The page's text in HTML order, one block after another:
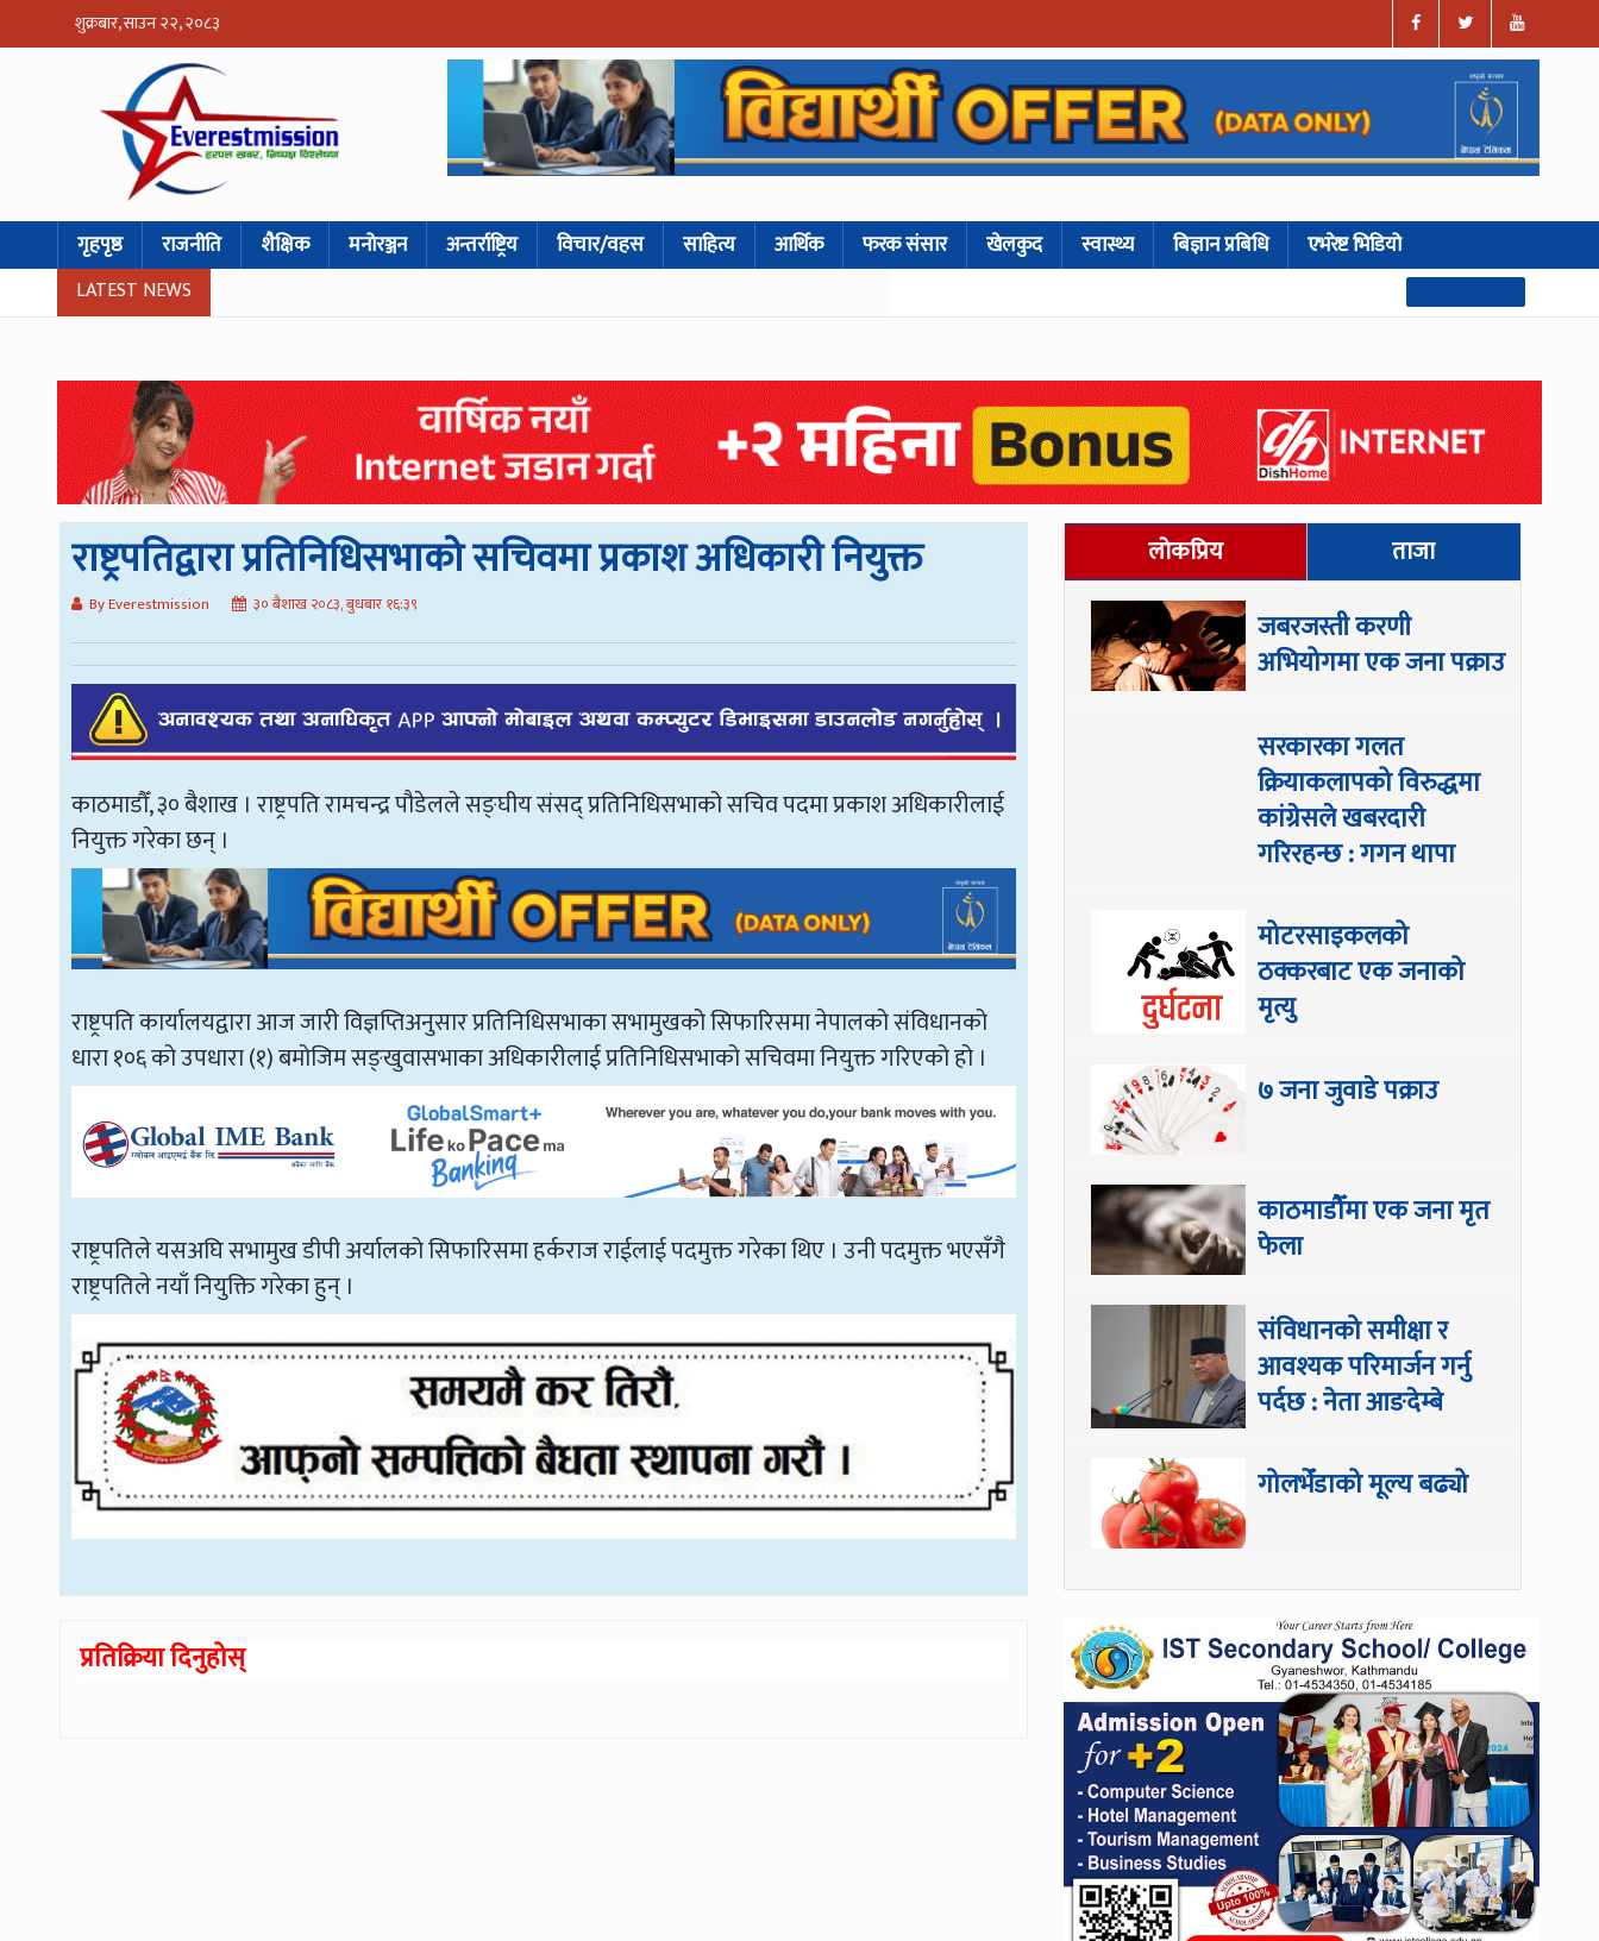
शुक्रबार, साउन २२, २०८३
गृहपृष्ठ राजनीति शैक्षिक मनोरञ्जन अन्तर्राष्ट्रिय विचार/वहस साहित्य आर्थिक फरक संसार खेलकुद स्वास्थ्य बिज्ञान प्रबिधि एभरेष्ट भिडियो
LATEST NEWS
राष्ट्रपतिद्वारा प्रतिनिधिसभाको सचिवमा प्रकाश अधिकारी नियुक्त
By Everestmission ३० बैशाख २०८३, बुधबार १६:३९
काठमाडौँ, ३० बैशाख । राष्ट्रपति रामचन्द्र पौडेलले सङ्घीय संसद् प्रतिनिधिसभाको सचिव पदमा प्रकाश अधिकारीलाई
नियुक्त गरेका छन् ।
राष्ट्रपति कार्यालयद्वारा आज जारी विज्ञप्तिअनुसार प्रतिनिधिसभाका सभामुखको सिफारिसमा नेपालको संविधानको
धारा १०६ को उपधारा (१) बमोजिम सङ्खुवासभाका अधिकारीलाई प्रतिनिधिसभाको सचिवमा नियुक्त गरिएको हो ।
राष्ट्रपतिले यसअघि सभामुख डीपी अर्यालको सिफारिसमा हर्कराज राईलाई पदमुक्त गरेका थिए । उनी पदमुक्त भएसँगै
राष्ट्रपतिले नयाँ नियुक्ति गरेका हुन् ।
प्रतिक्रिया दिनुहोस्
लोकप्रिय ताजा
जबरजस्ती करणी
अभियोगमा एक जना पक्राउ
सरकारका गलत
क्रियाकलापको विरुद्धमा
कांग्रेसले खबरदारी
गरिरहन्छ : गगन थापा
मोटरसाइकलको
ठक्करबाट एक जनाको
मृत्यु
७ जना जुवाडे पक्राउ
काठमाडौँमा एक जना मृत
फेला
संविधानको समीक्षा र
आवश्यक परिमार्जन गर्नु
पर्दछ : नेता आङदेम्बे
गोलभेँडाको मूल्य बढ्यो